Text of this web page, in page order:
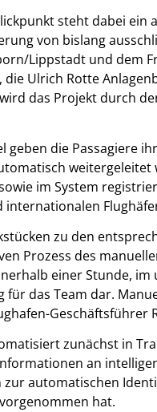
steht dabei ein
von bislang
Lippstadt und dem
die Ulrich Rotte
das Projekt durch
geben die Passagiere
weitergeleitet
im System
zu den
Prozess des
einer Stunde, im
für das Team dar.
Geschäftsführer
zunächst in
an
zur automatischen
hat.